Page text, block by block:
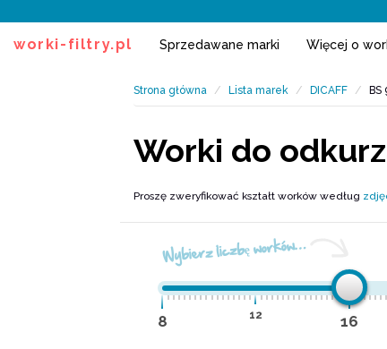
worki-filtry.pl Sprzedawane marki Więcej o
Strona główna Lista marek DICAFF
Worki do
Proszę zweryfikować kształt worków według
Wybierz liczbę worków…
8 12 16